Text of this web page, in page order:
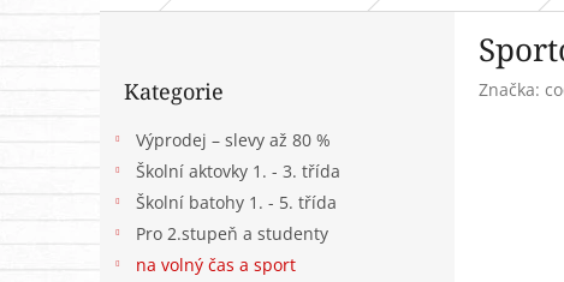
P
kategorie
Kategorie
Výprodej – slevy až 80 %
Školní aktovky 1. - 3. třída
Školní batohy 1. - 5. třída
Pro 2.stupeň a studenty
na volný čas a sport
Značka: